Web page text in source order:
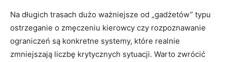
Na długich trasach dużo ważniejsze od „gadżetów” typu
ostrzeganie o zmęczeniu kierowcy czy rozpoznawanie
ograniczeń są konkretne systemy, które realnie
zmniejszają liczbę krytycznych sytuacji. Warto zwrócić